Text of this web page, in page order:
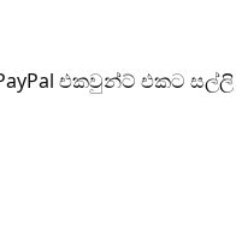
PayPal එකවුන්ට් එකට සල්ලි